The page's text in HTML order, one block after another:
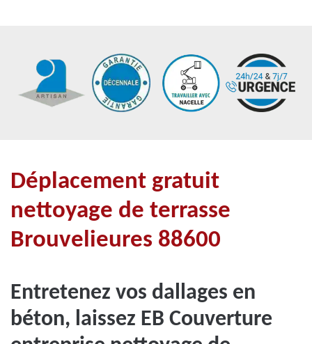
Déplacement gratuit
nettoyage de terrasse
Brouvelieures 88600
Entretenez vos dallages en
béton, laissez EB Couverture